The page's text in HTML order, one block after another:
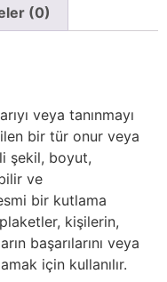
(0)
veya tanınmayı
bir tür onur veya
şekil, boyut,
ve
bir kutlama
kişilerin,
başarılarını veya
için kullanılır.